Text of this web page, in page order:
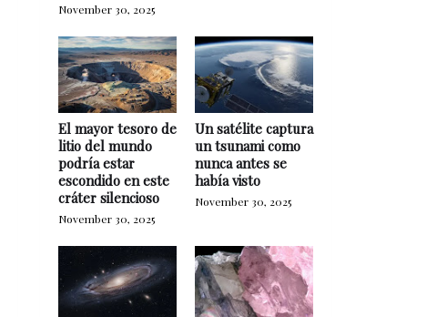
November 30, 2025
El mayor tesoro de
litio del mundo
podría estar
escondido en este
cráter silencioso
November 30, 2025
Un satélite captura
un tsunami como
nunca antes se
había visto
November 30, 2025